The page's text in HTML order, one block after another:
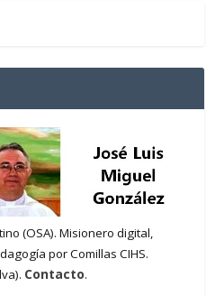
(OSA). Misionero digital,
por Comillas CIHS.
Contacto.